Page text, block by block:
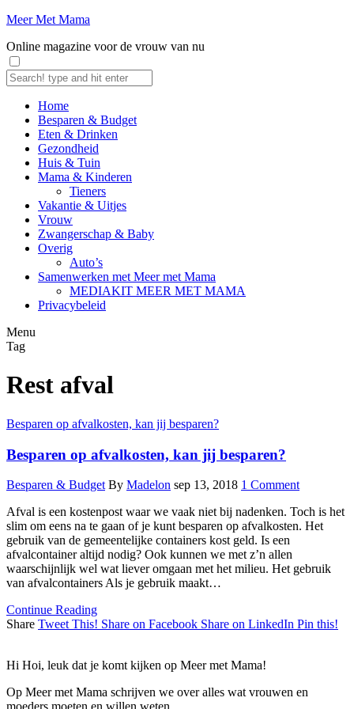
Meer Met Mama
Online magazine voor de vrouw van nu
Home
Besparen & Budget
Eten & Drinken
Gezondheid
Huis & Tuin
Mama & Kinderen
Tieners
Vakantie & Uitjes
Vrouw
Zwangerschap & Baby
Overig
Auto’s
Samenwerken met Meer met Mama
MEDIAKIT MEER MET MAMA
Privacybeleid
Menu
Tag
Rest afval
Besparen op afvalkosten, kan jij besparen?
Besparen op afvalkosten, kan jij besparen?
Besparen & Budget By Madelon sep 13, 2018 1 Comment
Afval is een kostenpost waar we vaak niet bij nadenken. Toch is het
slim om eens na te gaan of je kunt besparen op afvalkosten. Het
gebruik van de gemeentelijke containers kost geld. Is een
afvalcontainer altijd nodig? Ook kunnen we met z’n allen
waarschijnlijk wel wat liever omgaan met het milieu. Het gebruik
van afvalcontainers Als je gebruik maakt…
Continue Reading
Share Tweet This! Share on Facebook Share on LinkedIn Pin this!
Hi Hoi, leuk dat je komt kijken op Meer met Mama!
Op Meer met Mama schrijven we over alles wat vrouwen en